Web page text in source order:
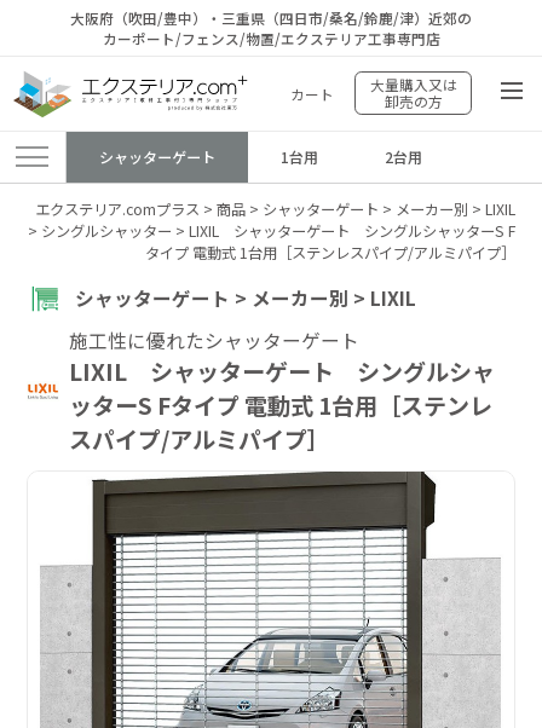
大阪府（吹田/豊中）・三重県（四日市/桑名/鈴鹿/津）近郊の
カーポート/フェンス/物置/エクステリア工事専門店
カート
大量購入又は
卸売の方
シャッターゲート 1台用 2台用
エクステリア.comプラス > 商品> シャッターゲート > メーカー別 > LIXIL
> シングルシャッター > LIXIL シャッターゲート シングルシャッターS F
タイプ 電動式 1台用［ステンレスパイプ/アルミパイプ］
シャッターゲート > メーカー別 > LIXIL
施工性に優れたシャッターゲート
LIXIL シャッターゲート シングルシャ
ッターS Fタイプ 電動式 1台用［ステンレ
スパイプ/アルミパイプ］